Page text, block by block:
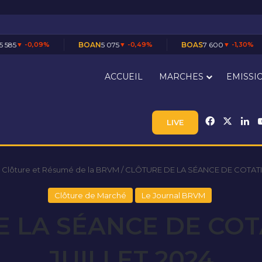
BOAN5 075 ▼ -0,49% BOAS7 600 ▼ -1,30% CABC3
ACCUEIL MARCHES
LIVE Facebook
et Résumé de la BRVM / CLÔTURE DE LA SÉANCE DE
Clôture de Marché Le Journal BRVM